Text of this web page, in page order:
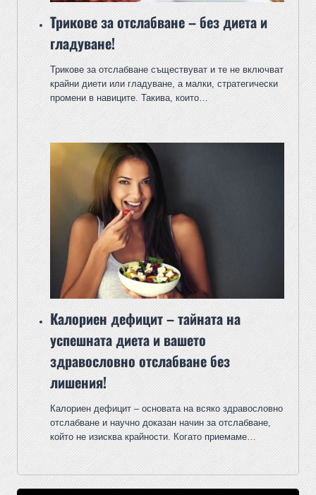
Трикове за отслабване – без диета и
гладуване!
Трикове за отслабване съществуват и те не включват
крайни диети или гладуване, а малки, стратегически
промени в навиците. Такива, които…
Калориен дефицит – тайната на
успешната диета и вашето
здравословно отслабване без
лишения!
Калориен дефицит – основата на всяко здравословно
отслабване и научно доказан начин за отслабване,
който не изисква крайности. Когато приемаме…